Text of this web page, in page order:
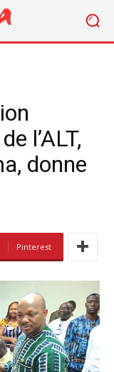
l’ALT,
donne
Pinterest